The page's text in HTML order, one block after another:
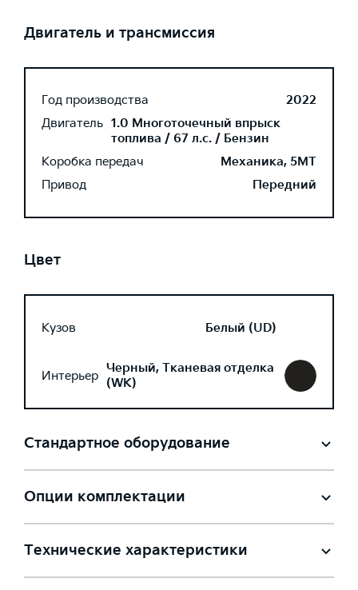
Двигатель и трансмиссия
Год производства
2022
Двигатель 1.0 Многоточечный впрыск
топлива / 67 л.с. / Бензин
Коробка передач
Механика, 5MT
Привод
Передний
Цвет
Кузов Белый (UD)
Интерьер Черный, Тканевая отделка
(WK)
Стандартное оборудование
Опции комплектации
Технические характеристики